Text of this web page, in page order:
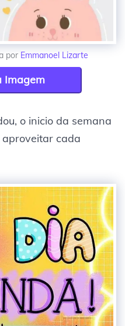
por Emmanoel Lizarte
Imagem
o inicio da semana
aproveitar cada